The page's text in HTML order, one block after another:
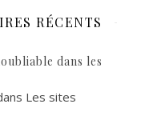
RÉCENTS
dans les
Les sites